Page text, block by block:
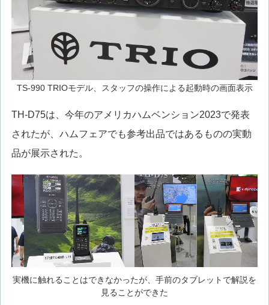
TS-990 TRIOモデル、スタッフの操作による起動時の画面表示
TH-D75は、今年のアメリカハムベンション2023で発表
されたが、ハムフェアでも参考出品ではあるものの実動
品が展示された。
実機に触れることはできなかったが、手前のタブレットで解説を
見ることができた